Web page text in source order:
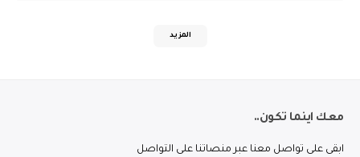
المزيد
معك اينما تكون..
ابقى على تواصل معنا عبر منصاتنا على التواصل